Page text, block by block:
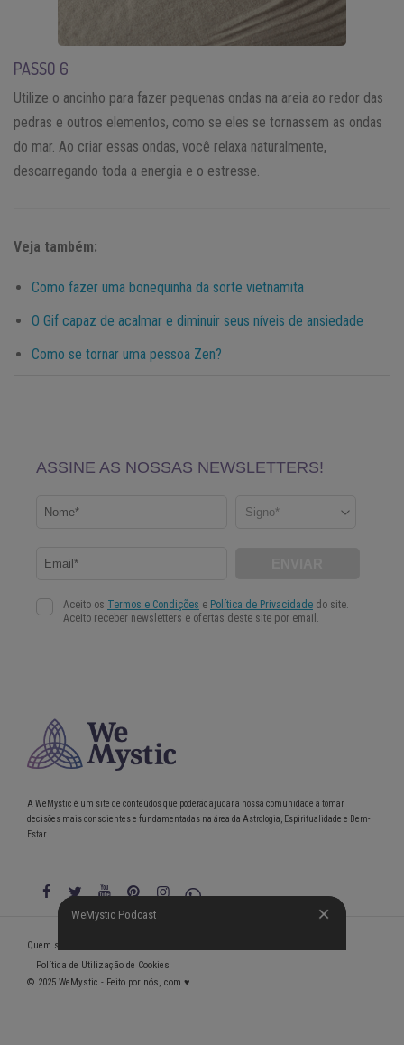
PASSO 6
Utilize o ancinho para fazer pequenas ondas na areia ao redor das
pedras e outros elementos, como se eles se tornassem as ondas
do mar. Ao criar essas ondas, você relaxa naturalmente,
descarregando toda a energia e o estresse.
Veja também:
Como fazer uma bonequinha da sorte vietnamita
O Gif capaz de acalmar e diminuir seus níveis de ansiedade
Como se tornar uma pessoa Zen?
WeMystic Podcast
A WeMystic é um site de conteúdos que poderão ajudar a nossa comunidade a tomar
decisões mais conscientes e fundamentadas na área da Astrologia, Espiritualidade e Bem-
Estar.
WeMystic Podcast
Quem somos
Política de Utilização de Cookies
© 2025 WeMystic - Feito por nós, com ♥